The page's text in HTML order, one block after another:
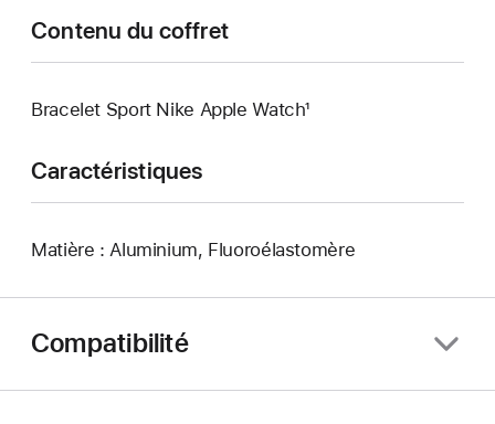
Contenu du coffret
Bracelet Sport Nike Apple Watch¹
Caractéristiques
Matière : Aluminium, Fluoroélastomère
Compatibilité